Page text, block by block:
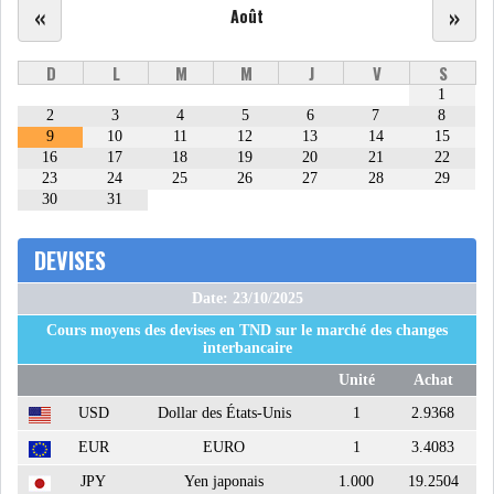
HAUSSE DES BÉNÉFI...
APRÈS LA SÉCHERESSE, LE
MAGHREB VA VERS...
RSS
MENA AFRIQUE DU NORD
Août
« »
D L M M J V S
1
2
3 4 5 6 7
8
9
10 11 12 13 14
15
16
17 18 19 20 21
22
23
24 25 26 27 28
29
30
31
DEVISES
Date: 23/10/2025
Cours moyens des devises en TND sur le marché des changes
interbancaire
Unité
Achat
USD
Dollar des États-Unis 1 2.9368
EUR EURO 1 3.4083
JPY Yen japonais 1.000 19.2504